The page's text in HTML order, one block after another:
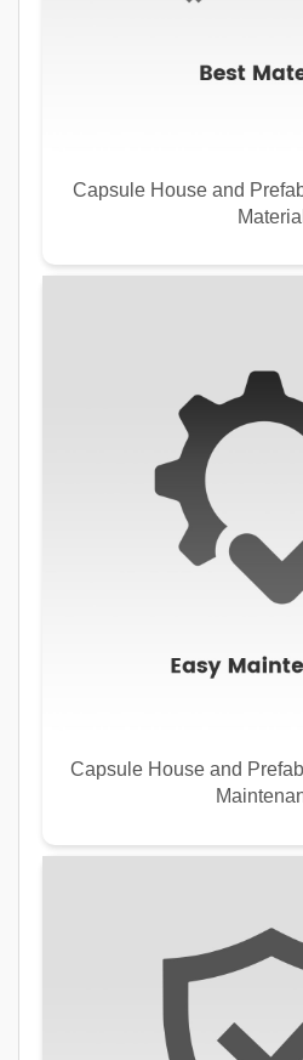
Capsule House and
Material
Capsule House and